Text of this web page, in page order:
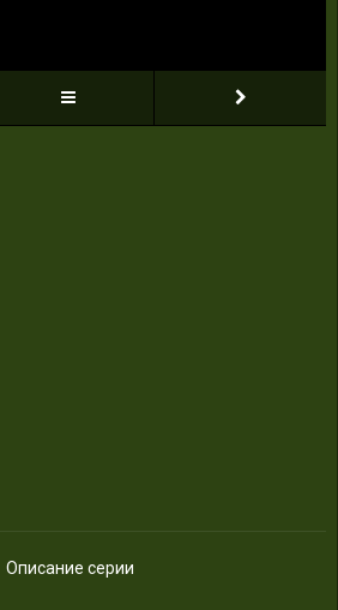
Описание серии